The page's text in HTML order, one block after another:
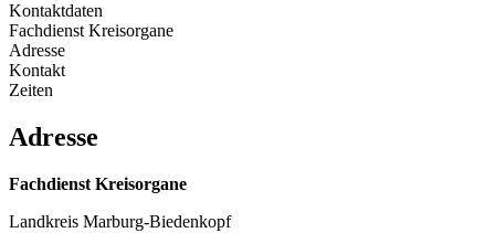
Kontaktdaten
Fachdienst Kreisorgane
Adresse
Kontakt
Zeiten
Adresse
Fachdienst Kreisorgane
Landkreis Marburg-Biedenkopf